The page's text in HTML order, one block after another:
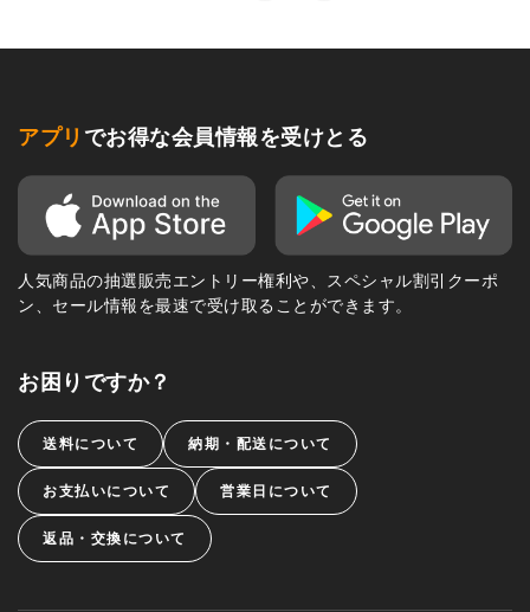
アプリ でお得な会員情報を受けとる
人気商品の抽選販売エントリー権利や、スペシャル割引クーポ
ン、セール情報を最速で受け取ることができます。
お困りですか？
送料について 納期・配送について
お支払いについて 営業日について
返品・交換について